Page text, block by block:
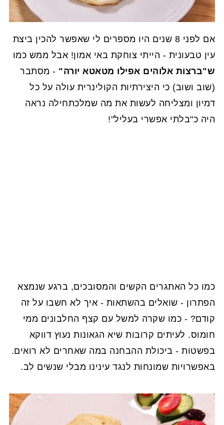
אם לפני 8 שנים היו מספרים לי שאפשר להכין ביצת
עין טבעונית - הייתי צוחקת באי אמון! אבל ממש כמו
ש"ברצות אלוהים אפילו מטאטא יורה" - מסתבר
(שוב ושוב) כי היצירתיות הקולינרית עולה על כל
דמיון ומצליחה לעשות את מה שמלכתחילה נראה
היה כ"בלתי אפשרי בעליל"!
כמו כל האתגרים הקשים והמסובכים, ברגע שנמצא
הפתרון - שואלים בהשתאות - איך לא חשבו על זה
קודם? - כמו שקרה למשל עם קצף החלבונים ממי
חומוס. לעיתים קרובות שיא הגאונות נעוץ דווקא
בפשטות - ביכולת ההבחנה במה שאחרים לא רואים.
באפשרויות שמונחות לנגד עינינו מבלי שנשים לב.